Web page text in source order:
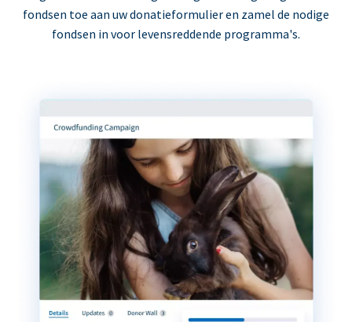
fondsen toe aan uw donatieformulier en zamel de nodige
fondsen in voor levensreddende programma's.